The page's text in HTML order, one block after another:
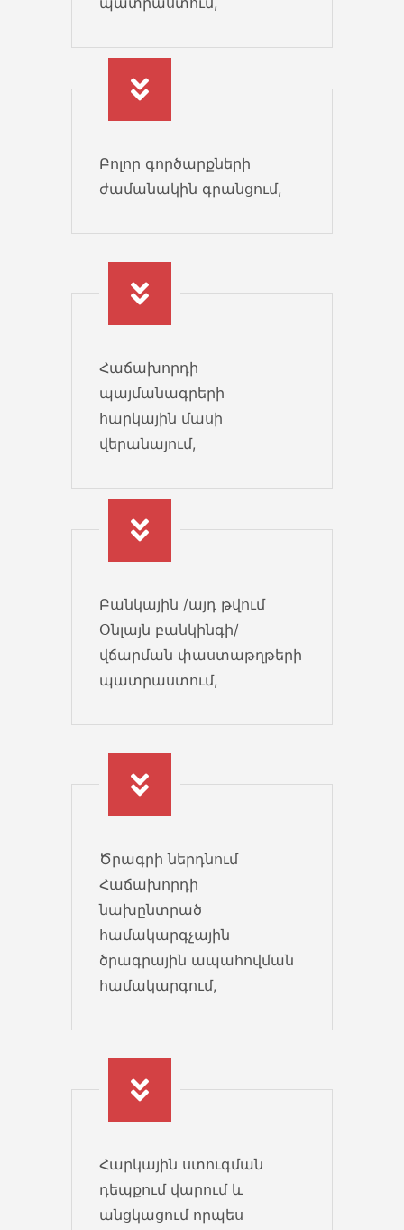
քաղաքում գործունեություն
Եթե...
08 Feb 2021
Բոլոր գործարքների
ժամանակին գրանցում,
Հաճախորդի
պայմանագրերի
հարկային մասի
վերանայում,
Բանկային /այդ թվում
Օնլայն բանկինգի/
վճարման փաստաթղթերի
պատրաստում,
Ծրագրի ներդնում
Հաճախորդի
նախընտրած
համակարգչային
ծրագրային ապահովման
համակարգում,
Հարկային ստուգման
դեպքում վարում և
անցկացում որպես